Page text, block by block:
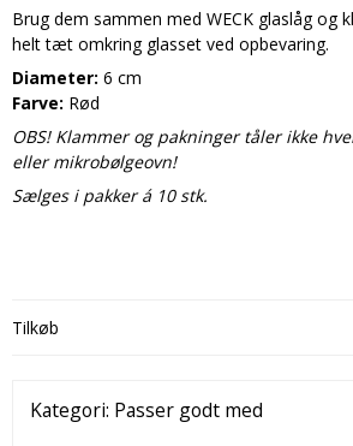
Brug dem sammen med WECK glaslåg og
helt tæt omkring glasset ved opbevaring.
Diameter: 6 cm
Farve: Rød
OBS! Klammer og pakninger tåler ikke
eller mikrobølgeovn!
Sælges i pakker á 10 stk.
Tilkøb
Kategori: Passer godt med